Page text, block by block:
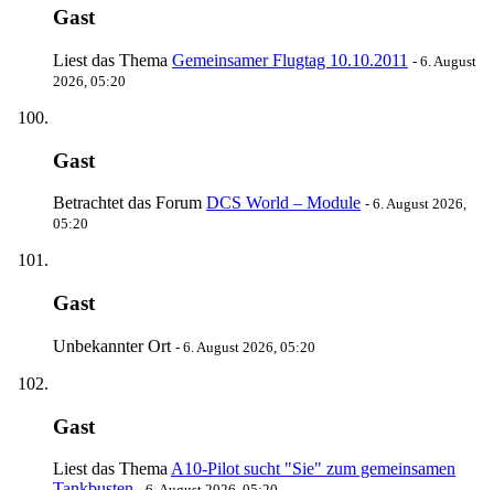
Gast
Liest das Thema Gemeinsamer Flugtag 10.10.2011 - 6. August
2026, 05:20
Gast
Betrachtet das Forum DCS World – Module - 6. August 2026,
05:20
Gast
Unbekannter Ort - 6. August 2026, 05:20
Gast
Liest das Thema A10-Pilot sucht "Sie" zum gemeinsamen